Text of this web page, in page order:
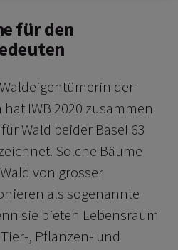
für den
der
IWB 2020 zusammen
Wald beider Basel 63
Solche Bäume
von grosser
als sogenannte
sie bieten Lebensraum
, Pflanzen- und